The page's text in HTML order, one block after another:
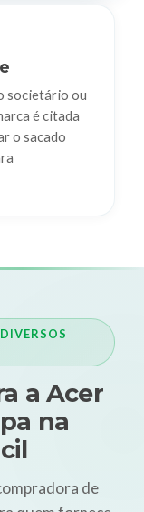
societário ou
é citada
o sacado
a Acer
na
de